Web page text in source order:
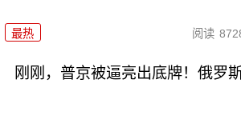
最热 阅读
刚刚，普京被逼亮出底牌！俄罗